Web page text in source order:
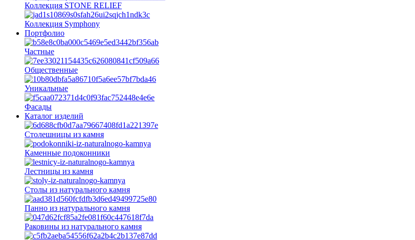
Коллекция STONE RELIEF
Коллекция Symphony
Портфолио
Частные
Общественные
Уникальные
Фасады
Каталог изделий
Столешницы из камня
Каменные подоконники
Лестницы из камня
Столы из натурального камня
Панно из натурального камня
Раковины из натурального камня